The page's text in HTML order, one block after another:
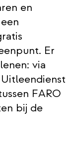
en
Er
via
FARO
bij de